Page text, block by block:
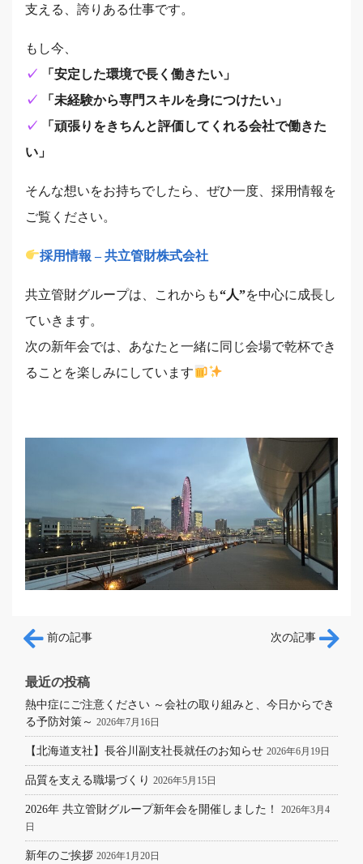
支える、誇りある仕事です。
もし今、
✓ 「安定した環境で長く働きたい」
✓ 「未経験から専門スキルを身につけたい」
✓ 「頑張りをきちんと評価してくれる会社で働きた
い」
そんな想いをお持ちでしたら、ぜひ一度、採用情報を
ご覧ください。
採用情報 – 共立管財株式会社
共立管財グループは、これからも“人”を中心に成長し
ていきます。
次の新年会では、あなたと一緒に同じ会場で乾杯でき
ることを楽しみにしています
投稿ナビゲーション
前の記事 次の記事
最近の投稿
熱中症にご注意ください ～会社の取り組みと、今日からでき
る予防対策～ 2026年7月16日
【北海道支社】長谷川副支社長就任のお知らせ 2026年6月19日
品質を支える職場づくり 2026年5月15日
2026年 共立管財グループ新年会を開催しました！
2026年3月4
日
新年のご挨拶 2026年1月20日